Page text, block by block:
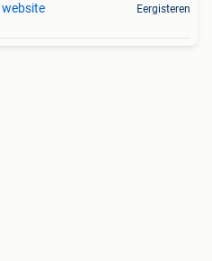
website Eergisteren